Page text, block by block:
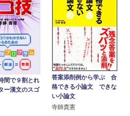
間で９割とれ
ー漢文のスゴ
答案添削例から学ぶ 合
格できる小論文 できな
い小論文
寺師貴憲